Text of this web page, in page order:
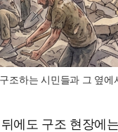
조하는 시민들과 그 옆에
에도 구조 현장에